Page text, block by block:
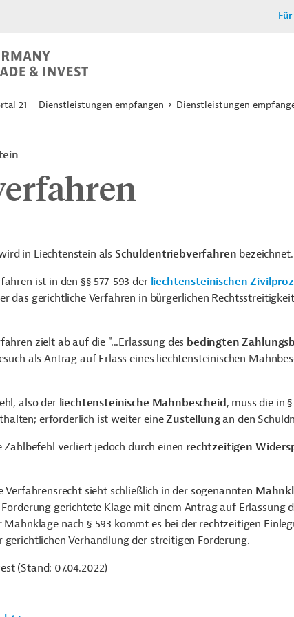
21 – Dienstleistungen empfangen Dienstleistungen
in Liechtenstein als Schuldentriebverfahren bezeichnet.
ist in den §§ 577-593 der liechtensteinischen
das gerichtliche Verfahren in bürgerlichen
zielt ab auf die "...Erlassung des bedingten
als Antrag auf Erlass eines liechtensteinischen
also der liechtensteinische Mahnbescheid, muss die in
erforderlich ist weiter eineZustellungan den
Zahlbefehl verliert jedoch durch einen rechtzeitigen
Verfahrensrecht sieht schließlich in der sogenannten
gerichtete Klage mit einem Antrag auf Erlassung
Mahnklage nach § 593 kommt es bei der rechtzeitigen
gerichtlichen Verhandlung der streitigen Forderung.
(Stand: 07.04.2022)